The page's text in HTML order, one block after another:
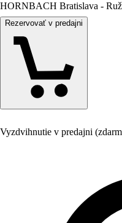
HORNBACH Bratislava -
Rezervovať v predajni
Vyzdvihnutie v predajni